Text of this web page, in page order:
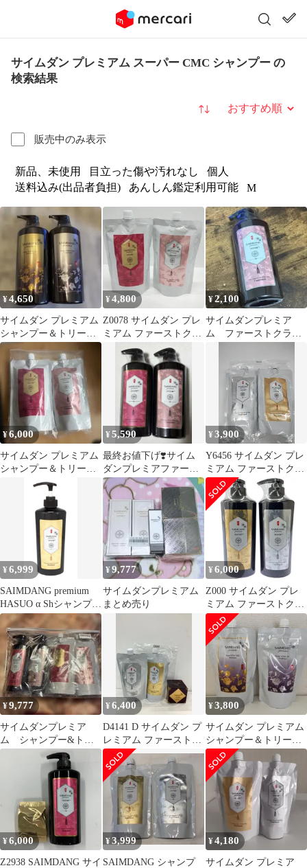
サイムダン プレミアム スーパー CMC シャンプー の
検索結果
販売中のみ表示
並び替え
新品、未使用 目立った傷や汚れなし
個人
送料込み(出品者負担)
あんしん鑑定利用可能 M
¥4,650
サイムダン プレミアム
シャンプー＆トリート
メントセット
¥4,800
Z0078 サイムダン プレ
ミアム ファーストクラ
ス スーパー STEM
CMC シャンプー／トリ
ートメント 450ml つめ
かえ用 計2点セット
【赤字覚悟】
¥2,100
サイムダンプレミア
ム ファーストクラス
トリートメント
¥6,000
サイムダン プレミアム
シャンプー＆トリート
メント詰め替え用
¥5,590
最終お値下げ❣️サイム
ダンプレミアファース
トクラススーパー
STEM CMC
¥3,900
Y6456 サイムダン プレ
ミアム ファーストクラ
ス スーパー STEM
CMC トリートメント／
シャンプー 450mL つめ
かえ用 計2点セット
【赤字覚悟】
¥6,999
SAIMDANG premium
HASUO α Shシャンプー
本体500ml
¥9,777
サイムダンプレミアム
まとめ売り
¥ 6,000
Z000 サイムダン プレ
ミアム ファーストクラ
ス スーパー STEM
CMC シャンプー 500ml
& トリートメント
500ml 計2本セット ラ
スト1点！
¥9,777
サイムダンプレミア
ム シャンプー&トリ
ートメント4点セット
¥6,400
D4141 D サイムダン プ
レミアム ファーストク
ラス スーパー STEM
CMC シャンプー つめ
かえ用 450mL／ファー
ストクラス スーパー
STEM CMC トリートメ
ント つめかえ用450mL
／パーフェクトリッチ
クリーム 50g 計3点セッ
ト
¥3,800
サイムダン プレミアム
シャンプー＆トリート
メント 各450ml
¥6,000
Z2938 SAIMDANG サイ
¥3,999
SAIMDANG シャンプ
¥4,180
サイムダン プレミア